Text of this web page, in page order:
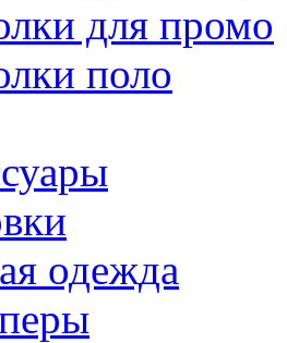
для промо
поло
одежда